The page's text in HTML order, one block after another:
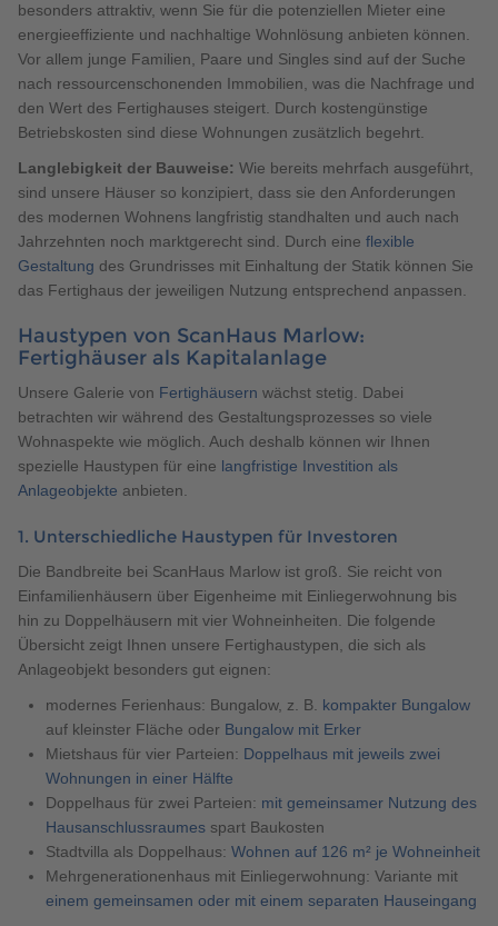
besonders attraktiv, wenn Sie für die potenziellen Mieter eine
energieeffiziente und nachhaltige Wohnlösung anbieten können.
Vor allem junge Familien, Paare und Singles sind auf der Suche
nach ressourcenschonenden Immobilien, was die Nachfrage und
den Wert des Fertighauses steigert. Durch kostengünstige
Betriebskosten sind diese Wohnungen zusätzlich begehrt.
Langlebigkeit der Bauweise: Wie bereits mehrfach ausgeführt,
sind unsere Häuser so konzipiert, dass sie den Anforderungen
des modernen Wohnens langfristig standhalten und auch nach
Jahrzehnten noch marktgerecht sind. Durch eine flexible
Gestaltung des Grundrisses mit Einhaltung der Statik können Sie
das Fertighaus der jeweiligen Nutzung entsprechend anpassen.
Haustypen von ScanHaus Marlow:
Fertighäuser als Kapitalanlage
Unsere Galerie von Fertighäusern wächst stetig. Dabei
betrachten wir während des Gestaltungsprozesses so viele
Wohnaspekte wie möglich. Auch deshalb können wir Ihnen
spezielle Haustypen für eine langfristige Investition als
Anlageobjekte anbieten.
1. Unterschiedliche Haustypen für Investoren
Die Bandbreite bei ScanHaus Marlow ist groß. Sie reicht von
Einfamilienhäusern über Eigenheime mit Einliegerwohnung bis
hin zu Doppelhäusern mit vier Wohneinheiten. Die folgende
Übersicht zeigt Ihnen unsere Fertighaustypen, die sich als
Anlageobjekt besonders gut eignen:
modernes Ferienhaus: Bungalow, z. B. kompakter Bungalow
auf kleinster Fläche oder Bungalow mit Erker
Mietshaus für vier Parteien: Doppelhaus mit jeweils zwei
Wohnungen in einer Hälfte
Doppelhaus für zwei Parteien: mit gemeinsamer Nutzung des
Hausanschlussraumes spart Baukosten
Stadtvilla als Doppelhaus: Wohnen auf 126 m² je Wohneinheit
Mehrgenerationenhaus mit Einliegerwohnung: Variante mit
einem gemeinsamen oder mit einem separaten Hauseingang